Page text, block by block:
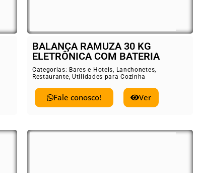
BALANÇA RAMUZA 30 KG
ELETRÔNICA COM BATERIA
Categorias: Bares e Hoteis, Lanchonetes,
Restaurante, Utilidades para Cozinha
Fale conosco! Ver